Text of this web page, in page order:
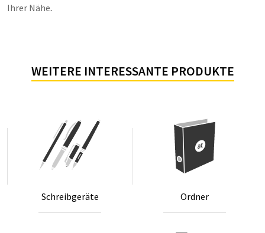
Ihrer Nähe.
WEITERE INTERESSANTE PRODUKTE
Schreib­ge­rä­te Ord­ner